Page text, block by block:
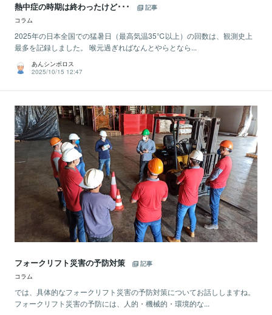
熱中症の時期は終わったけど･･･
記事
コラム
2025年の日本全国での猛暑日（最高気温35℃以上）の回数は、観測史上
最多を記録しました。 喉元過ぎればなんとやらとなら...
あんシンボロス
2025/10/15 12:47
フォークリフト災害の予防対策
記事
コラム
では、具体的なフォークリフト災害の予防対策についてお話ししますね。
フォークリフト災害の予防には、人的・機械的・環境的な...